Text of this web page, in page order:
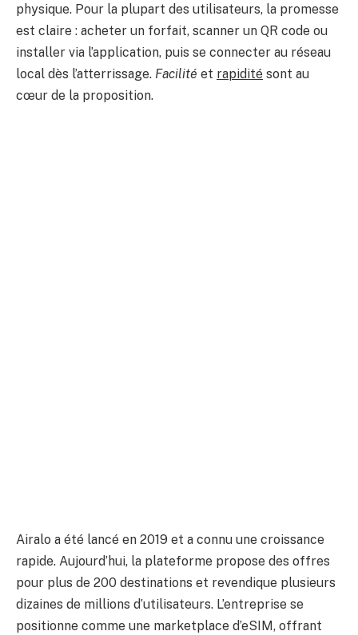
physique. Pour la plupart des utilisateurs, la promesse
est claire : acheter un forfait, scanner un QR code ou
installer via l’application, puis se connecter au réseau
local dès l’atterrissage. Facilité et rapidité sont au
cœur de la proposition.
Airalo a été lancé en 2019 et a connu une croissance
rapide. Aujourd’hui, la plateforme propose des offres
pour plus de 200 destinations et revendique plusieurs
dizaines de millions d’utilisateurs. L’entreprise se
positionne comme une marketplace d’eSIM, offrant